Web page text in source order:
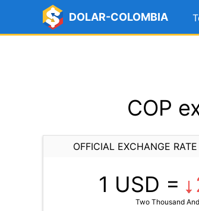
DOLAR-COLOMBIA
COP
OFFICIAL EXCHANGE
1 USD =
Two Thousand